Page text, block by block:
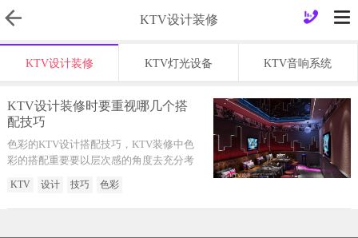
KTV设计装修
KTV设计装修 KTV灯光设备 KTV音响系统
KTV设计装修时要重视哪几个搭
配技巧
色彩的KTV设计搭配技巧，KTV装修中色
彩的搭配重要要以层次感的角度去充分考
很重视和谐的因素。
KTV 设计 技巧 色彩